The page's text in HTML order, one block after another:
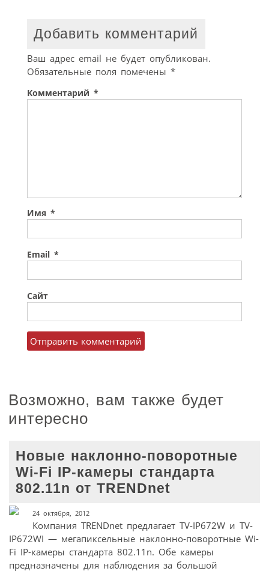
Добавить комментарий
Ваш адрес email не будет опубликован.
Обязательные поля помечены *
Комментарий *
Имя *
Email *
Сайт
Возможно, вам также будет
интересно
Новые наклонно-поворотные
Wi-Fi IP-камеры стандарта
802.11n от TRENDnet
24 октября, 2012
Компания TRENDnet предлагает TV-IP672W и TV-
IP672WI — мегапиксельные наклонно-поворотные Wi-
Fi IP-камеры стандарта 802.11n. Обе камеры
предназначены для наблюдения за большой